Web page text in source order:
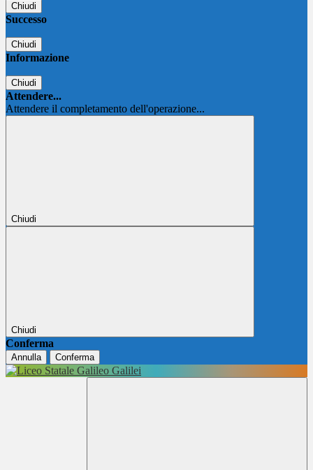
Chiudi
Successo
Chiudi
Informazione
Chiudi
Attendere...
Attendere il completamento dell'operazione...
Chiudi
Chiudi
Conferma
Annulla Conferma